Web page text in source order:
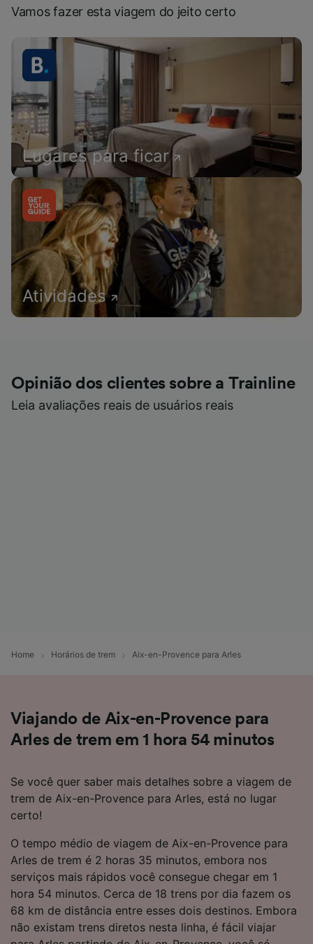
Vamos fazer esta viagem do jeito certo
Lugares para ficar
Atividades
Opinião dos clientes sobre a Trainline
Leia avaliações reais de usuários reais
Home Horários de trem Aix-en-Provence para Arles
Viajando de Aix-en-Provence para
Arles de trem em 1 hora 54 minutos
Se você quer saber mais detalhes sobre a viagem de
trem de Aix-en-Provence para Arles, está no lugar
certo!
O tempo médio de viagem de Aix-en-Provence para
Arles de trem é 2 horas 35 minutos, embora nos
serviços mais rápidos você consegue chegar em 1
hora 54 minutos. Cerca de 18 trens por dia fazem os
68 km de distância entre esses dois destinos. Embora
não existam trens diretos nesta linha, é fácil viajar